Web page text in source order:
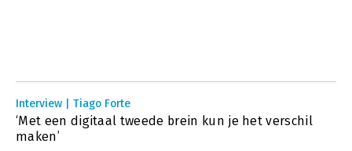
Interview | Tiago Forte
‘Met een digitaal tweede brein kun je het verschil
maken’